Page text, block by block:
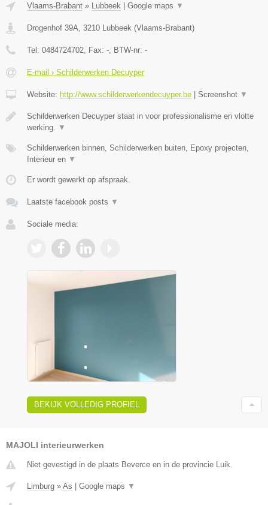
Vlaams-Brabant » Lubbeek Google maps ▼
Drogenhof 39A 3210 Lubbeek (Vlaams-Brabant)
Tel: 0484724702 , Fax: - , BTW-nr: -
E-mail › Schilderwerken Decuyper
Website: http://www.schilderwerkendecuyper.be Screenshot ▼
Schilderwerken Decuyper staat in voor professionalisme en vlotte
werking.
▼
Schilderwerken binnen, Schilderwerken buiten, Epoxy projecten,
Interieur en ▼
Er wordt gewerkt op afspraak.
Laatste facebook posts ▼
Sociale media:
BEKIJK VOLLEDIG PROFIEL
MAJOLI interieurwerken
Niet gevestigd in de plaats Beverce en in de provincie Luik.
Limburg » As Google maps ▼